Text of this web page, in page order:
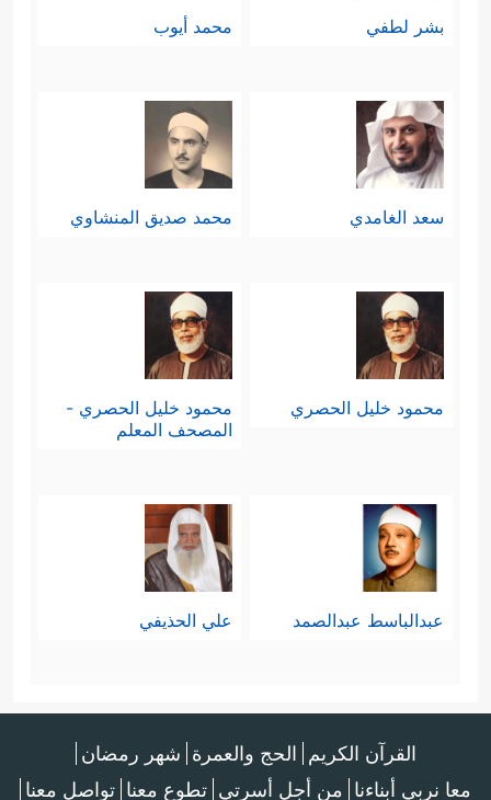
بشر لطفي محمد أيوب
سعد الغامدي محمد صديق المنشاوي
محمود خليل الحصري
محمود خليل الحصري -
المصحف المعلم
عبدالباسط عبدالصمد علي الحذيفي
القرآن الكريم الحج والعمرة شهر رمضان
معا نربي أبناءنا من أجل أسرتي تطوع معنا تواصل معنا